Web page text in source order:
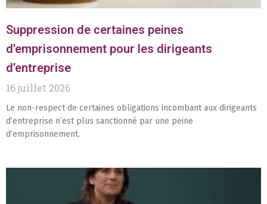
Suppression de certaines peines
d’emprisonnement pour les dirigeants
d’entreprise
16 juillet 2026
Le non-respect de certaines obligations incombant aux dirigeants
d’entreprise n’est plus sanctionné par une peine
d’emprisonnement.